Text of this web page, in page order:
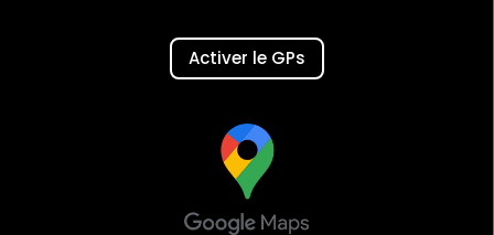
Activer le GPs